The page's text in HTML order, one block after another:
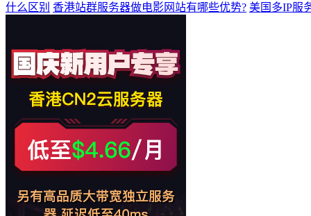
什么区别 香港站群服务器做电影网站有哪些优势? 美国多IP服